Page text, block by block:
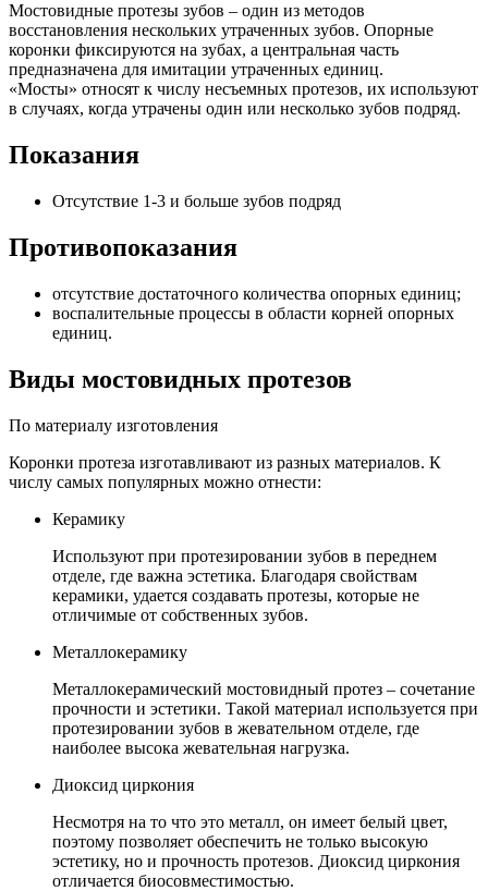
Мостовидные протезы зубов – один из методов
восстановления нескольких утраченных зубов. Опорные
коронки фиксируются на зубах, а центральная часть
предназначена для имитации утраченных единиц.
«Мосты» относят к числу несъемных протезов, их используют
в случаях, когда утрачены один или несколько зубов подряд.
Показания
Отсутствие 1-3 и больше зубов подряд
Противопоказания
отсутствие достаточного количества опорных единиц;
воспалительные процессы в области корней опорных
единиц.
Виды мостовидных протезов
По материалу изготовления
Коронки протеза изготавливают из разных материалов. К
числу самых популярных можно отнести:
Керамику
Используют при протезировании зубов в переднем
отделе, где важна эстетика. Благодаря свойствам
керамики, удается создавать протезы, которые не
отличимые от собственных зубов.
Металлокерамику
Металлокерамический мостовидный протез – сочетание
прочности и эстетики. Такой материал используется при
протезировании зубов в жевательном отделе, где
наиболее высока жевательная нагрузка.
Диоксид циркония
Несмотря на то что это металл, он имеет белый цвет,
поэтому позволяет обеспечить не только высокую
эстетику, но и прочность протезов. Диоксид циркония
отличается биосовместимостью.